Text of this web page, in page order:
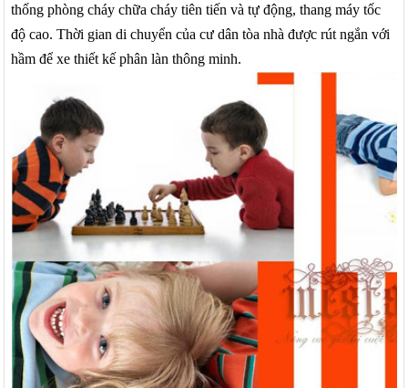
thống phòng cháy chữa cháy tiên tiến và tự động, thang máy tốc
độ cao. Thời gian di chuyển của cư dân tòa nhà được rút ngắn với
hầm để xe thiết kế phân làn thông minh.